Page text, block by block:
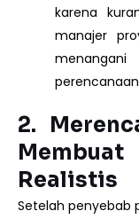
karena
manajer
2.
Realistis
Setelah penyebab